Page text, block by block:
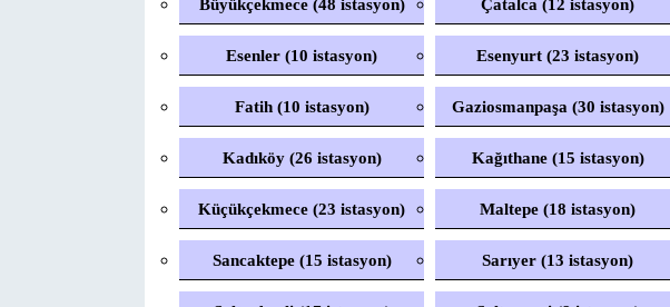
Büyükçekmece (48 istasyon) Çatalca (12 istasyon)
Esenler (10 istasyon) Esenyurt (23 istasyon)
Fatih (10 istasyon) Gaziosmanpaşa (30 istasyon)
Kadıköy (26 istasyon) Kağıthane (15 istasyon)
Küçükçekmece (23 istasyon) Maltepe (18 istasyon)
Sancaktepe (15 istasyon) Sarıyer (13 istasyon)